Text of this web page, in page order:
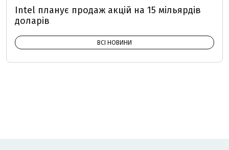
Intel планує продаж акцій на 15 мільярдів
доларів
ВСІ НОВИНИ